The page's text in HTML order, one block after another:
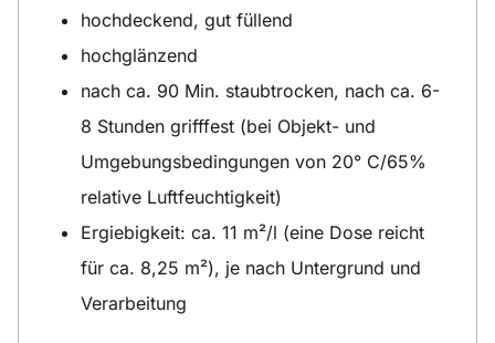
hochdeckend, gut füllend
hochglänzend
nach ca. 90 Min. staubtrocken, nach ca. 6-
8 Stunden grifffest (bei Objekt- und
Umgebungsbedingungen von 20° C/65%
relative Luftfeuchtigkeit)
Ergiebigkeit: ca. 11 m²/l (eine Dose reicht
für ca. 8,25 m²), je nach Untergrund und
Verarbeitung